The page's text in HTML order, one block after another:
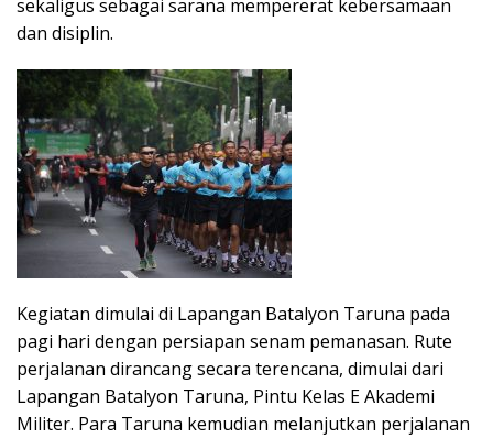
sekaligus sebagai sarana mempererat kebersamaan
dan disiplin.
Kegiatan dimulai di Lapangan Batalyon Taruna pada
pagi hari dengan persiapan senam pemanasan. Rute
perjalanan dirancang secara terencana, dimulai dari
Lapangan Batalyon Taruna, Pintu Kelas E Akademi
Militer. Para Taruna kemudian melanjutkan perjalanan